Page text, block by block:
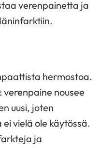
verenpainetta ja
hermostoa.
nousee
uusi, joten
vielä ole käytössä.
ja